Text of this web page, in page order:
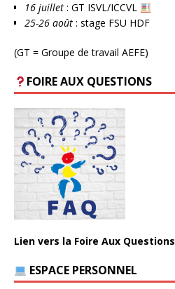
16 juillet : GT ISVL/ICCVL
25-26 août : stage FSU HDF
(GT = Groupe de travail AEFE)
FOIRE AUX QUESTIONS
Lien vers la Foire Aux Questions
ESPACE PERSONNEL